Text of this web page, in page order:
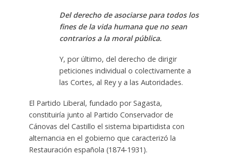
Del derecho de asociarse para todos los
fines de la vida humana que no sean
contrarios a la moral pública.
Y, por último, del derecho de dirigir
peticiones individual o colectivamente a
las Cortes, al Rey y a las Autoridades.
El Partido Liberal, fundado por Sagasta,
constituiría junto al Partido Conservador de
Cánovas del Castillo el sistema bipartidista con
alternancia en el gobierno que caracterizó la
Restauración española (1874-1931).